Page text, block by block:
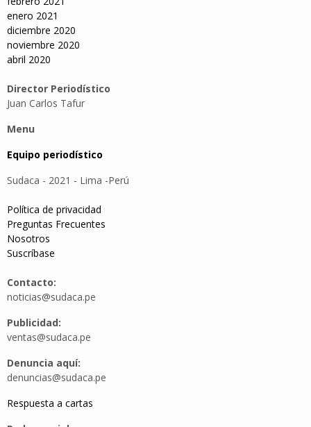
enero 2021
diciembre 2020
noviembre 2020
abril 2020
Director Periodístico
Juan Carlos Tafur
Menu
Equipo periodístico
Sudaca - 2021 - Lima -Perú
Política de privacidad
Preguntas Frecuentes
Nosotros
Suscríbase
Contacto:
noticias@sudaca.pe
Publicidad:
ventas@sudaca.pe
Denuncia aquí:
denuncias@sudaca.pe
Respuesta a cartas